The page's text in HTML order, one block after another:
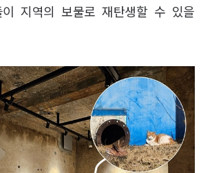
이 지역의 보물로 재탄생할 수 있을